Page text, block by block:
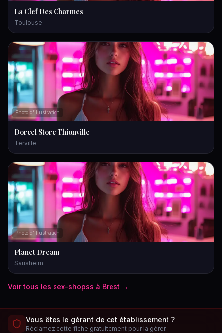
La Clef Des Charmes
Toulouse
Photo d'illustration
Dorcel Store Thionville
Terville
Photo d'illustration
Planet Dream
Sausheim
Voir tous les sex-shopss à Brest →
Vous êtes le gérant de cet établissement ?
Réclamez cette fiche gratuitement pour la gérer.